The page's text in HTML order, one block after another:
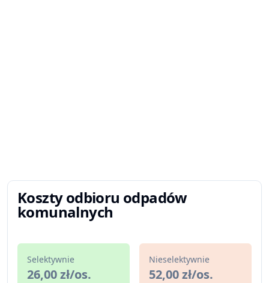
Koszty odbioru odpadów
komunalnych
Selektywnie
26,00 zł/os.
Nieselektywnie
52,00 zł/os.